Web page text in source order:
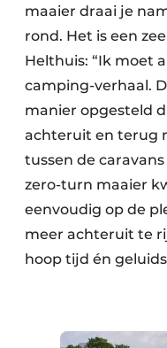
maaier draai je
rond. Het is een
Helthuis: “Ik moet
camping-verhaal.
manier opgesteld
achteruit en terug
tussen de
zero-turn maaier
eenvoudig op de
meer achteruit te
hoop tijd én